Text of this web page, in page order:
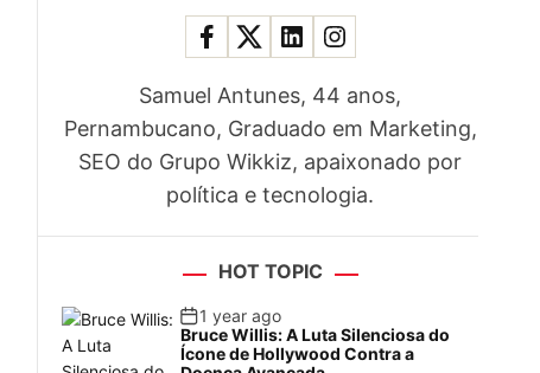
Samuel Antunes, 44 anos,
Pernambucano, Graduado em Marketing,
SEO do Grupo Wikkiz, apaixonado por
política e tecnologia.
HOT TOPIC
1 year ago
Bruce Willis: A Luta Silenciosa do
Ícone de Hollywood Contra a